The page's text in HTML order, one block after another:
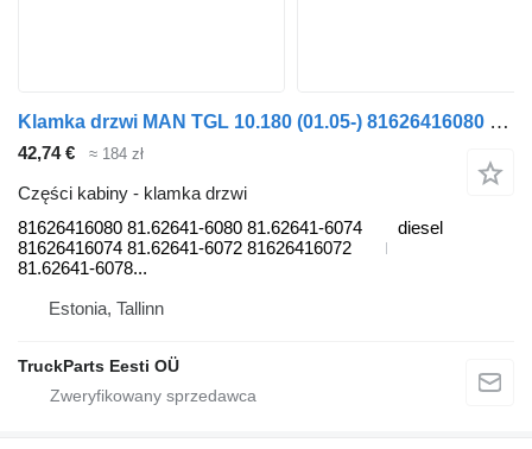
Klamka drzwi MAN TGL 10.180 (01.05-) 81626416080 do ciągnika siodłowego MAN TGL, TGM, TGS, TGX (2005-2021)
42,74 € ≈ 184 zł
Części kabiny - klamka drzwi
81626416080 81.62641-6080 81.62641-6074
81626416074 81.62641-6072 81626416072
81.62641-6078...
diesel
Estonia, Tallinn
TruckParts Eesti OÜ